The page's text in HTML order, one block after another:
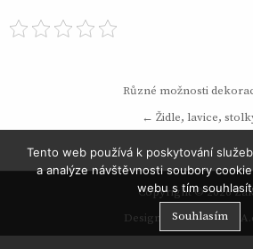
příspěvek
Různé možnosti
← Židle, lavice,
Copyright © 2026
Design by
Tento web používá k poskytování
a analýze návštěvnosti soubory
webu s tím
Souhlasím